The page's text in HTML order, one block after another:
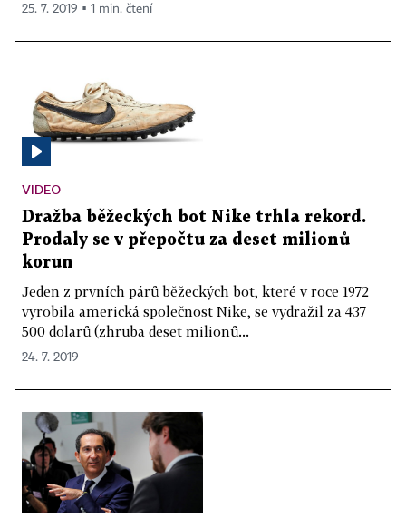
25. 7. 2019 ▪ 1 min. čtení
VIDEO
Dražba běžeckých bot Nike trhla rekord.
Prodaly se v přepočtu za deset milionů
korun
Jeden z prvních párů běžeckých bot, které v roce 1972
vyrobila americká společnost Nike, se vydražil za 437
500 dolarů (zhruba deset milionů...
24. 7. 2019